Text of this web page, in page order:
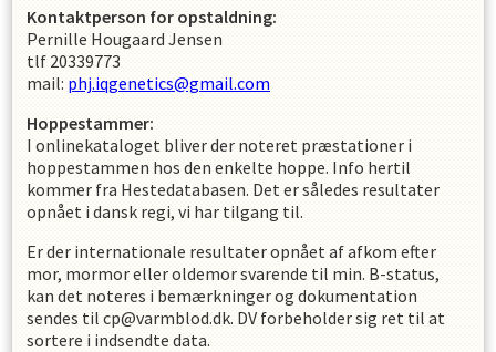
Kontaktperson for opstaldning:
Pernille Hougaard Jensen
tlf 20339773
mail: phj.iqgenetics@gmail.com
Hoppestammer:
I onlinekataloget bliver der noteret præstationer i
hoppestammen hos den enkelte hoppe. Info hertil
kommer fra Hestedatabasen. Det er således resultater
opnået i dansk regi, vi har tilgang til.
Er der internationale resultater opnået af afkom efter
mor, mormor eller oldemor svarende til min. B-status,
kan det noteres i bemærkninger og dokumentation
sendes til cp@varmblod.dk. DV forbeholder sig ret til at
sortere i indsendte data.